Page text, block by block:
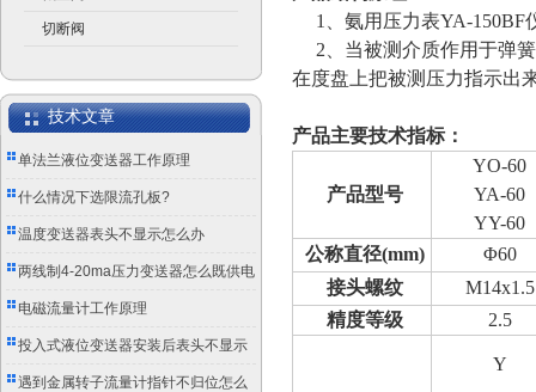
切断阀
技术文章
单法兰液位变送器工作原理
什么情况下选限流孔板?
温度变送器表头不显示怎么办
两线制4-20ma压力变送器怎么既供电
又传信号？
电磁流量计工作原理
投入式液位变送器安装后表头不显示
怎么办？
遇到金属转子流量计指针不归位怎么
1、氨用压力表YA-150BF
2、当被测介质作用于弹簧
在度盘上把被测压力指示出
产品主要技术指标：
产品型号
YO-60
YA-60
YY-60
公称直径(mm)
Φ60
接头螺纹
M14x1.5
精度等级
2.5
Y